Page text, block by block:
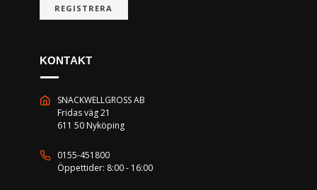
REGISTRERA
KONTAKT
SNACKWELLGROSS AB
Fridas väg 21
611 50 Nyköping
0155-451800
Öppettider: 8:00 - 16:00